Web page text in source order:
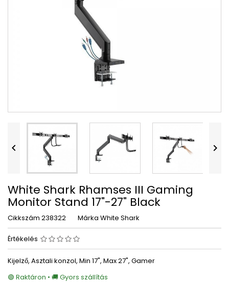
 
White Shark Rhamses III Gaming
Monitor Stand 17"-27" Black
Cikkszám 238322 Márka White Shark
Értékelés
Kijelző, Asztali konzol, Min 17", Max 27", Gamer
🟢 Raktáron • 🚚 Gyors szállítás